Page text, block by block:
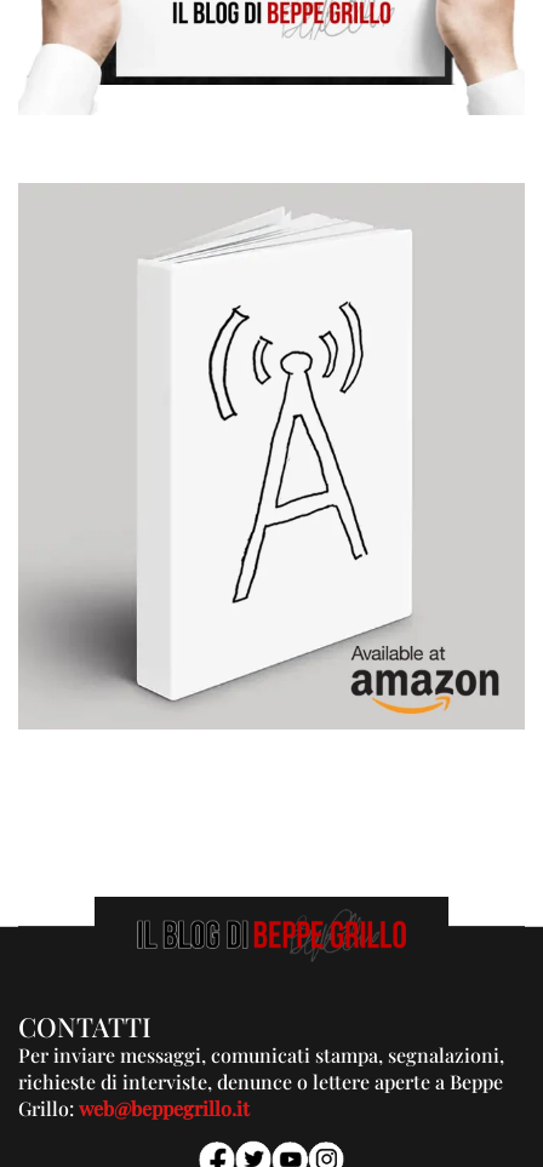
CONTATTI
Per inviare messaggi, comunicati stampa, segnalazioni,
richieste di interviste, denunce o lettere aperte a Beppe
Grillo:web@beppegrillo.it